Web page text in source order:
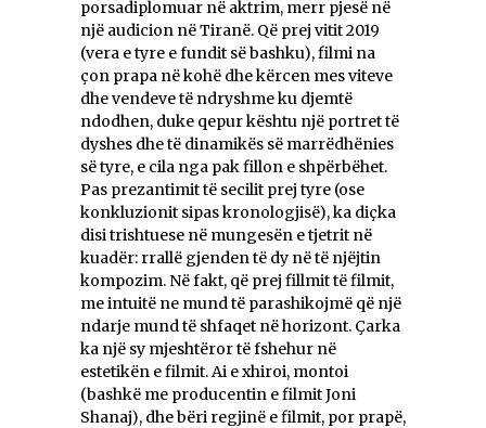
porsadiplomuar në aktrim, merr pjesë në
një audicion në Tiranë. Që prej vitit 2019
(vera e tyre e fundit së bashku), filmi na
çon prapa në kohë dhe kërcen mes viteve
dhe vendeve të ndryshme ku djemtë
ndodhen, duke qepur kështu një portret të
dyshes dhe të dinamikës së marrëdhënies
së tyre, e cila nga pak fillon e shpërbëhet.
Pas prezantimit të secilit prej tyre (ose
konkluzionit sipas kronologjisë), ka diçka
disi trishtuese në mungesën e tjetrit në
kuadër: rrallë gjenden të dy në të njëjtin
kompozim. Në fakt, që prej fillmit të filmit,
me intuitë ne mund të parashikojmë që një
ndarje mund të shfaqet në horizont. Çarka
ka një sy mjeshtëror të fshehur në
estetikën e filmit. Ai e xhiroi, montoi
(bashkë me producentin e filmit Joni
Shanaj), dhe bëri regjinë e filmit, por prapë,